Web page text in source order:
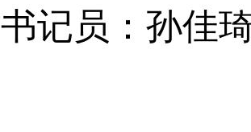
书记员：孙佳